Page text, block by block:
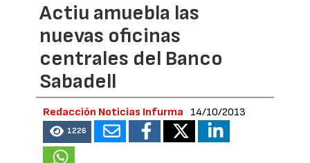
Actiu amuebla las
nuevas oficinas
centrales del Banco
Sabadell
Redacción Noticias Infurma 14/10/2013
1226